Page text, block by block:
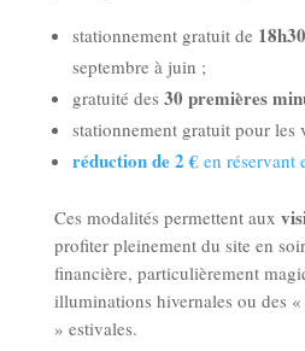
stationnement gratuit de 18h30
septembre à juin ;
gratuité des 30 premières
stationnement gratuit pour les
réduction de 2 €en réservant
Ces modalités permettent aux
profiter pleinement du site en
financière, particulièrement
illuminations hivernales ou des «
» estivales.